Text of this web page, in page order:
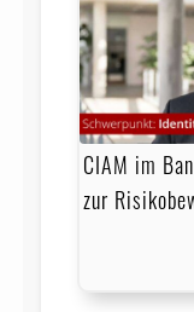
CIAM im
zur